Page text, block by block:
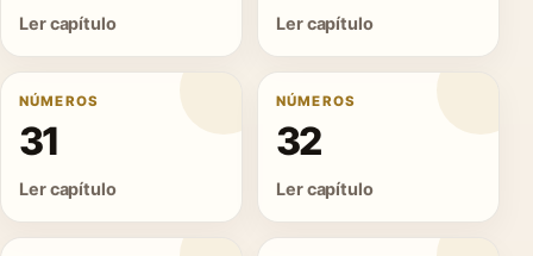
Ler capítulo Ler capítulo
NÚMEROS
31
Ler capítulo
NÚMEROS
32
Ler capítulo